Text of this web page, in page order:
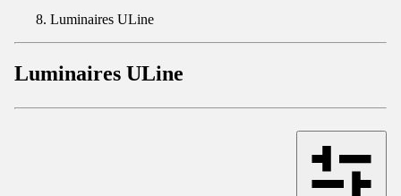
Luminaires ULine
Luminaires ULine